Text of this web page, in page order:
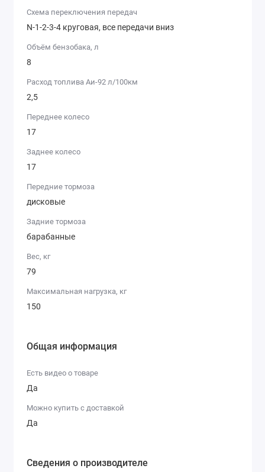
Купить мопед Alfa можно в интернет-магазине
доставкойили в нашихрозничных магазинах
Схема переключения передач
N-1-2-3-4 круговая, все передачи вниз
Объём бензобака, л
8
Расход топлива Аи-92 л/100км
2,5
Переднее колесо
17
Заднее колесо
17
Передние тормоза
дисковые
Задние тормоза
барабанные
Вес, кг
79
Максимальная нагрузка, кг
150
Общая информация
Есть видео о товаре
Да
Можно купить с доставкой
Да
Сведения о производителе